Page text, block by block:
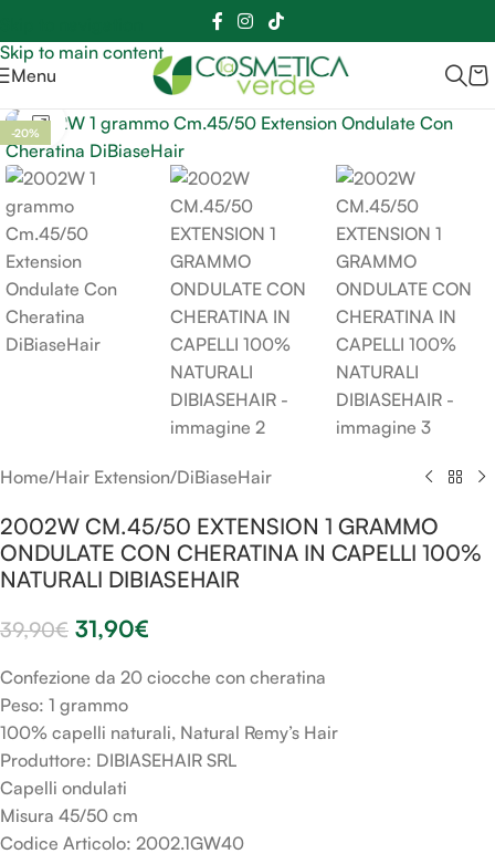
Skip to main content
Sei hai domande contattaci 📲3341056025 - 3886572748
Menu
-20% Clicca per ingrandire
Home/Hair Extension/DiBiaseHair
2002W CM.45/50 EXTENSION 1 GRAMMO
ONDULATE CON CHERATINA IN CAPELLI 100%
NATURALI DIBIASEHAIR
39,90€ 31,90€
Confezione da 20 ciocche con cheratina
Peso: 1 grammo
100% capelli naturali, Natural Remy’s Hair
Produttore: DIBIASEHAIR SRL
Capelli ondulati
Misura 45/50 cm
Codice Articolo: 2002.1GW40